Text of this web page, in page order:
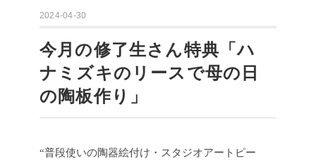
2024-04-30
今月の修了生さん特典「ハ
ナミズキのリースで母の日
の陶板作り」
“普段使いの陶器絵付け・スタジオアートピー